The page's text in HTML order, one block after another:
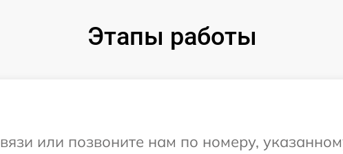
Этапы работы
или позвоните нам по номеру,